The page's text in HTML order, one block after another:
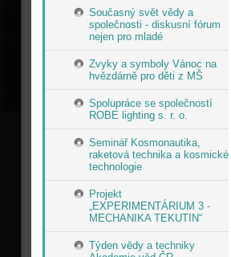
Současný svět vědy a
společnosti - diskusní fórum
nejen pro mladé
Zvyky a symboly Vánoc na
hvězdárně pro děti z MŠ
Spolupráce se společností
ROBE lighting s. r. o.
Seminář Kosmonautika,
raketová technika a kosmické
technologie
Projekt
„EXPERIMENTÁRIUM 3 -
MECHANIKA TEKUTIN“
Týden vědy a techniky